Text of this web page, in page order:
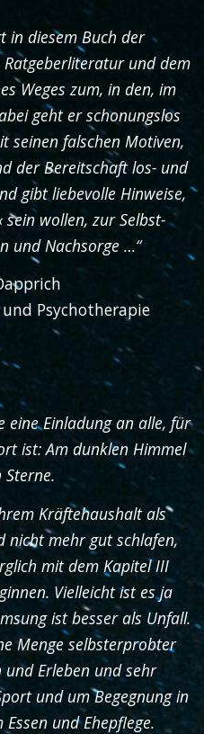
in diesem Buch der
und dem
Weges zum, in den, im
geht er schonungslos
seinen falschen Motiven,
der Bereitschaft los- und
gibt liebevolle Hinweise,
sein wollen, zur Selbst-
und Nachsorge …“
Psychotherapie
eine Einladung an alle, für
ist: Am dunklen Himmel
Kräftehaushalt als
nicht mehr gut schlafen,
mit dem Kapitel III
Vielleicht ist es ja
ist besser als Unfall.
Menge selbsterprobter
und Erleben und sehr
und um Begegnung in
und Ehepflege.